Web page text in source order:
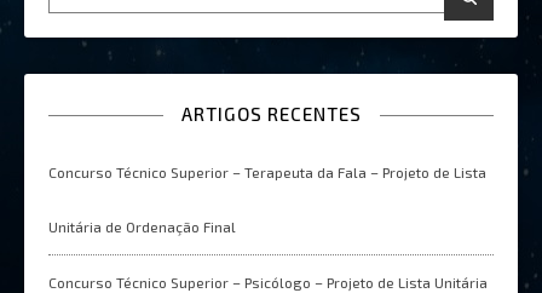
ARTIGOS RECENTES
Concurso Técnico Superior – Terapeuta da Fala – Projeto de Lista
Unitária de Ordenação Final
Concurso Técnico Superior – Psicólogo – Projeto de Lista Unitária